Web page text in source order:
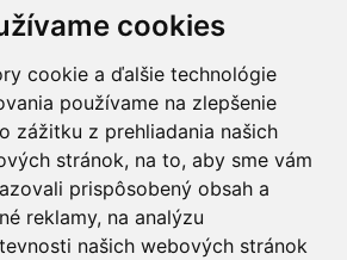
cookies
cookie a ďalšie technológie
používame na zlepšenie
zážitku z prehliadania našich
stránok, na to, aby sme vám
prispôsobený obsah a
reklamy, na analýzu
našich webových stránok